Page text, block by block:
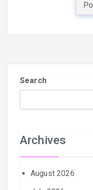
Search
Archives
August 2026